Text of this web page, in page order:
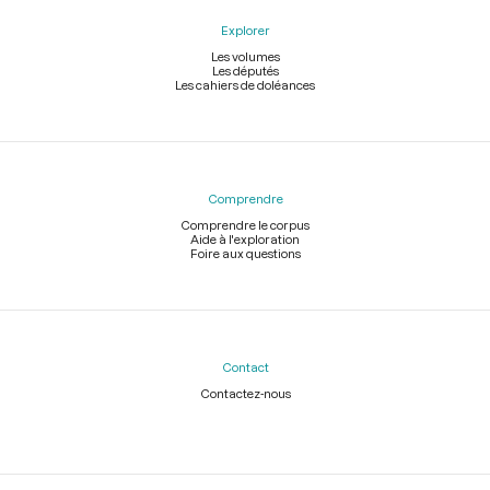
Explorer
Les volumes
Les députés
Les cahiers de doléances
Comprendre
Comprendre le corpus
Aide à l'exploration
Foire aux questions
Contact
Contactez-nous
Légal